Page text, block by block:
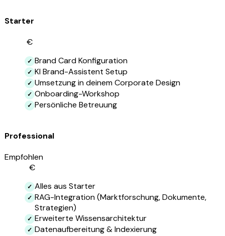
Starter
€
Brand Card Konfiguration
KI Brand-Assistent Setup
Umsetzung in deinem Corporate Design
Onboarding-Workshop
Persönliche Betreuung
Professional
Empfohlen
€
Alles aus Starter
RAG-Integration (Marktforschung, Dokumente,
Strategien)
Erweiterte Wissensarchitektur
Datenaufbereitung & Indexierung